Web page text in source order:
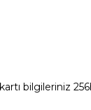
bilgileriniz